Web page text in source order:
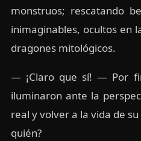
monstruos; rescatando
inimaginables, ocultos en
dragones mitológicos.
— ¡Claro que sí! — Por
iluminaron ante la
real y volver a la vida de
quién?